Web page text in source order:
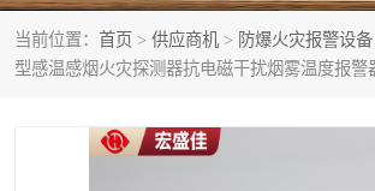
当前位置： 首页 > 供应商机 > 防爆火灾报警设备
型感温感烟火灾探测器抗电磁干扰烟雾温度报警
水浸传感器 消防火
消防光纤电话广播系统